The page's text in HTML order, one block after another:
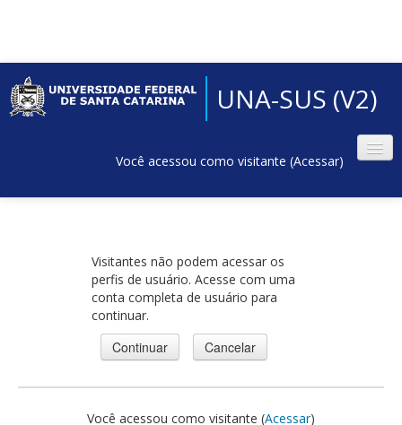
UNA-SUS (V2)
Você acessou como visitante (Acessar)
Visitantes não podem acessar os
perfis de usuário. Acesse com uma
conta completa de usuário para
continuar.
Você acessou como visitante (Acessar)